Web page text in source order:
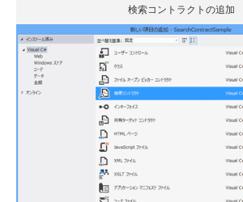
検索コントラクトの追加